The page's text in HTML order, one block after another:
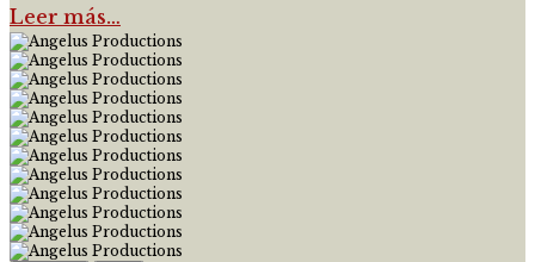
Leer más…